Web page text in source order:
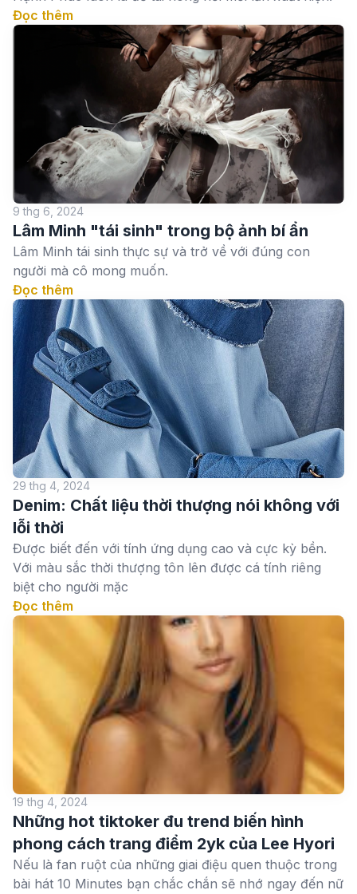
Đọc thêm
9 thg 6, 2024
Lâm Minh "tái sinh" trong bộ ảnh bí ẩn
Lâm Minh tái sinh thực sự và trở về với đúng con
người mà cô mong muốn.
Đọc thêm
29 thg 4, 2024
Denim: Chất liệu thời thượng nói không với
lỗi thời
Được biết đến với tính ứng dụng cao và cực kỳ bền.
Với màu sắc thời thượng tôn lên được cá tính riêng
biệt cho người mặc
Đọc thêm
19 thg 4, 2024
Những hot tiktoker đu trend biến hình
phong cách trang điểm 2yk của Lee Hyori
Nếu là fan ruột của những giai điệu quen thuộc trong
bài hát 10 Minutes bạn chắc chắn sẽ nhớ ngay đến nữ